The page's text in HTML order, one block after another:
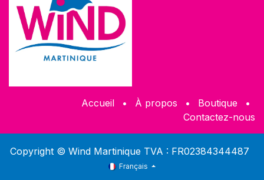
Accueil • À propos • ​Boutique
•
Contactez-nous
Copyright © Wind Martinique TVA : FR02384344487
Français